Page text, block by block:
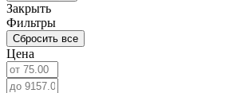
Закрыть
Фильтры
Сбросить все
Цена